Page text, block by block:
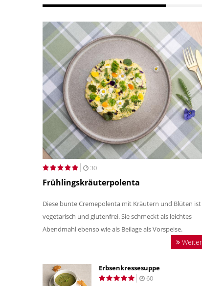
30
Frühlingskräuterpolenta
Diese bunte Cremepolenta mit Kräutern und Blüten ist
vegetarisch und glutenfrei. Sie schmeckt als leichtes
Abendmahl ebenso wie als Beilage als Vorspeise.
Erbsenkressesuppe
60